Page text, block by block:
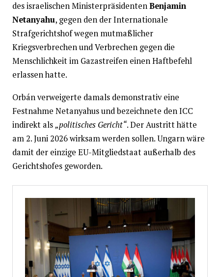
des israelischen MinisterpräsidentenBenjamin
Netanyahu, gegen den der Internationale
Strafgerichtshof wegen mutmaßlicher
Kriegsverbrechen und Verbrechen gegen die
Menschlichkeit im Gazastreifen einen Haftbefehl
erlassen hatte.
Orbán verweigerte damals demonstrativ eine
Festnahme Netanyahus und bezeichnete den ICC
indirekt als„politisches Gericht“. Der Austritt hätte
am 2. Juni 2026 wirksam werden sollen. Ungarn wäre
damit der einzige EU-Mitgliedstaat außerhalb des
Gerichtshofes geworden.